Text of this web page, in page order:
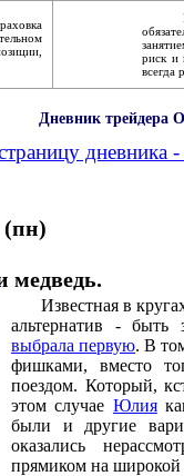
риск и
всегда
Дневник трейдера
дневника
(пн)
медведь.
Известная в
альтернатив -
выбрала первую. В
фишками, вместо
поездом. Который,
этом случае Юлия
были и другие
оказались
прямиком на